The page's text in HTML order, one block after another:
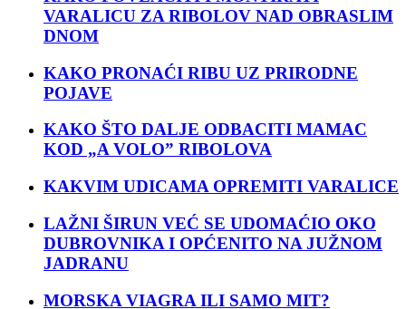
VARALICU ZA RIBOLOV NAD OBRASLIM
DNOM
KAKO PRONAĆI RIBU UZ PRIRODNE
POJAVE
KAKO ŠTO DALJE ODBACITI MAMAC
KOD „A VOLO” RIBOLOVA
KAKVIM UDICAMA OPREMITI VARALICE
LAŽNI ŠIRUN VEĆ SE UDOMAĆIO OKO
DUBROVNIKA I OPĆENITO NA JUŽNOM
JADRANU
MORSKA VIAGRA ILI SAMO MIT?